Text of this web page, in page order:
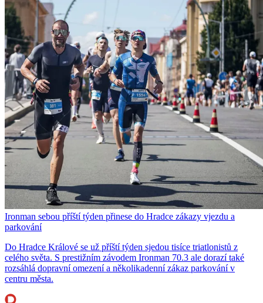
Ironman sebou příští týden přinese do Hradce zákazy vjezdu a
parkování
Do Hradce Králové se už příští týden sjedou tisíce triatlonistů z
celého světa. S prestižním závodem Ironman 70.3 ale dorazí také
rozsáhlá dopravní omezení a několikadenní zákaz parkování v
centru města.